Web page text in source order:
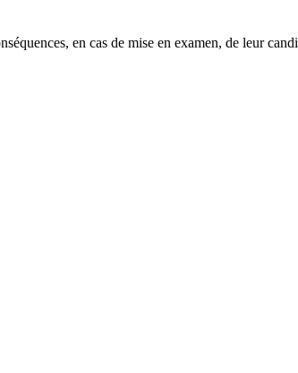
en cas de mise en examen, de leur